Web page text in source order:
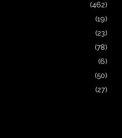
(462)
(19)
(23)
(78)
(6)
(50)
(27)